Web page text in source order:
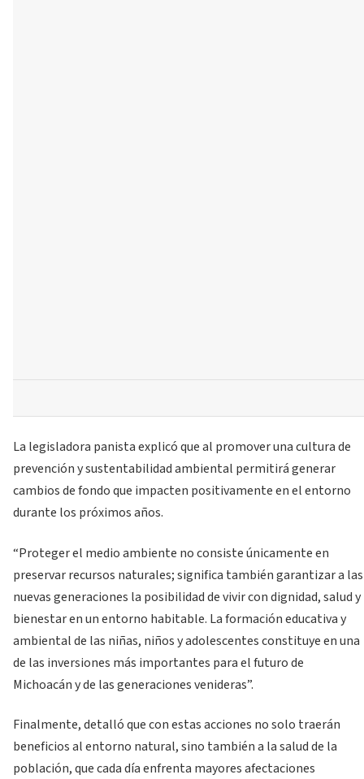
La legisladora panista explicó que al promover una cultura de
prevención y sustentabilidad ambiental permitirá generar
cambios de fondo que impacten positivamente en el entorno
durante los próximos años.
“Proteger el medio ambiente no consiste únicamente en
preservar recursos naturales; significa también garantizar a las
nuevas generaciones la posibilidad de vivir con dignidad, salud y
bienestar en un entorno habitable. La formación educativa y
ambiental de las niñas, niños y adolescentes constituye en una
de las inversiones más importantes para el futuro de
Michoacán y de las generaciones venideras”.
Finalmente, detalló que con estas acciones no solo traerán
beneficios al entorno natural, sino también a la salud de la
población, que cada día enfrenta mayores afectaciones